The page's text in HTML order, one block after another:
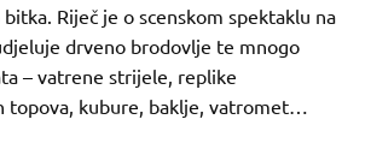
Riječ je o scenskom spektaklu na
drveno brodovlje te mnogo
– vatrene strijele, replike
topova, kubure, baklje, vatromet…